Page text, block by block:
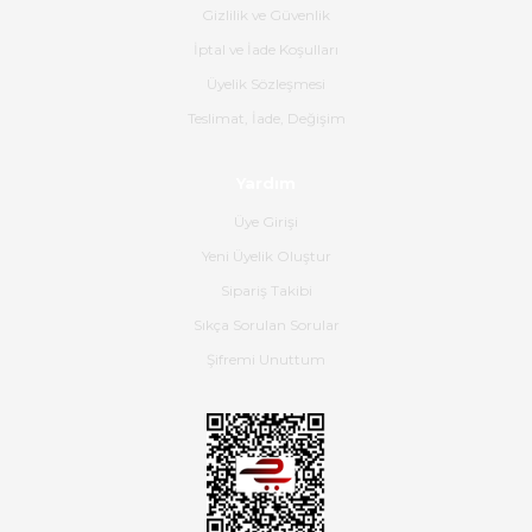
olmuş, tam istediğim gibi. Ayrıca
Ürün iki gün içinde elime
hassasiyetleri ve Ürünün kalitesi
Gizlilik ve Güvenlik
İptal ve İade Koşulları
Üyelik Sözleşmesi
Teslimat, İade, Değişim
Üye Girişi
Yeni Üyelik Oluştur
Sipariş Takibi
Sıkça Sorulan Sorular
Şifremi Unuttum